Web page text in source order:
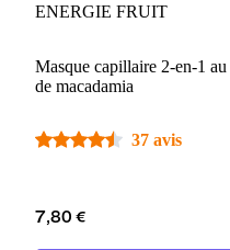
ENERGIE FRUIT
Masque capillaire 2-en-1
de macadamia
37 avis
7,80 €